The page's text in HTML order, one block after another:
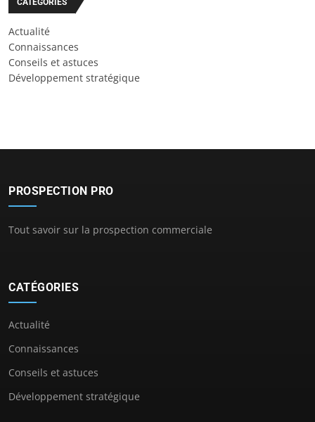
Actualité
Connaissances
Conseils et astuces
Développement stratégique
PROSPECTION PRO
Tout savoir sur la prospection commerciale
CATÉGORIES
Actualité
Connaissances
Conseils et astuces
Développement stratégique